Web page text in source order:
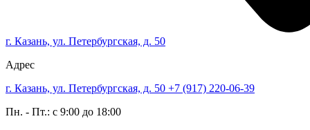
г. Казань, ул. Петербургская, д. 50
Адрес
г. Казань, ул. Петербургская, д. 50 +7 (917) 220-06-39
Пн. - Пт.: с 9:00 до 18:00